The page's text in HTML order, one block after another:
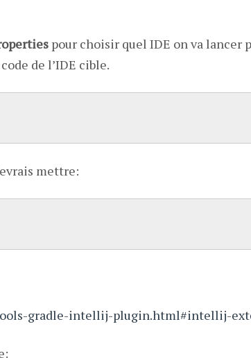
pour choisir quel IDE on va lancer
de l’IDE cible.
mettre:
gradle-intellij-plugin.html#intellij-